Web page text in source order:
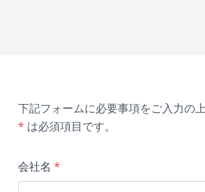
下記フォームに必要事項をご入力の
* は必須項目です。
会社名 *